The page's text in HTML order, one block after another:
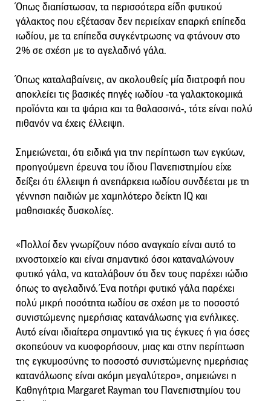
Όπως διαπίστωσαν, τα περισσότερα είδη φυτικού
γάλακτος που εξέτασαν δεν περιείχαν επαρκή επίπεδα
ιωδίου, με τα επίπεδα συγκέντρωσης να φτάνουν στο
2% σε σχέση με το αγελαδινό γάλα.
Όπως καταλαβαίνεις, αν ακολουθείς μία διατροφή που
αποκλείει τις βασικές πηγές ιωδίου -τα γαλακτοκομικά
προϊόντα και τα ψάρια και τα θαλασσινά-, τότε είναι πολύ
πιθανόν να έχεις έλλειψη.
Σημειώνεται, ότι ειδικά για την περίπτωση των εγκύων,
προηγούμενη έρευνα του ίδιου Πανεπιστημίου είχε
δείξει ότι έλλειψη ή ανεπάρκεια ιωδίου συνδέεται με τη
γέννηση παιδιών με χαμηλότερο δείκτη IQ και
μαθησιακές δυσκολίες.
«Πολλοί δεν γνωρίζουν πόσο αναγκαίο είναι αυτό το
ιχνοστοιχείο και είναι σημαντικό όσοι καταναλώνουν
φυτικό γάλα, να καταλάβουν ότι δεν τους παρέχει ιώδιο
όπως το αγελαδινό. Ένα ποτήρι φυτικό γάλα παρέχει
πολύ μικρή ποσότητα ιωδίου σε σχέση με το ποσοστό
συνιστώμενης ημερήσιας κατανάλωσης για ενήλικες.
Αυτό είναι ιδιαίτερα σημαντικό για τις έγκυες ή για όσες
σκοπεύουν να κυοφορήσουν, μιας και στην περίπτωση
της εγκυμοσύνης το ποσοστό συνιστώμενης ημερήσιας
κατανάλωσης είναι ακόμη μεγαλύτερο», σημειώνει η
Καθηγήτρια Margaret Rayman του Πανεπιστημίου του